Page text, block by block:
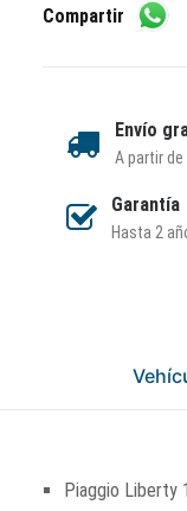
Compartir
Envío
A partir de
Garantía
Hasta 2
Piaggio Liberty